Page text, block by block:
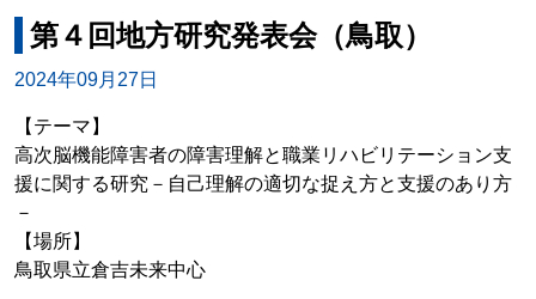
第４回地方研究発表会（鳥取）
2024年09月27日
【テーマ】
高次脳機能障害者の障害理解と職業リハビリテーション支
援に関する研究－自己理解の適切な捉え方と支援のあり方
－
【場所】
鳥取県立倉吉未来中心